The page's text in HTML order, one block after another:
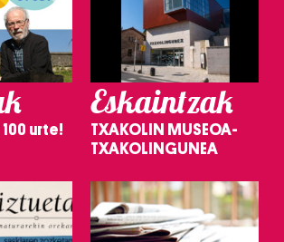
urte!
Eskaintzak
TXAKOLIN MUSEOA-
TXAKOLINGUNEA